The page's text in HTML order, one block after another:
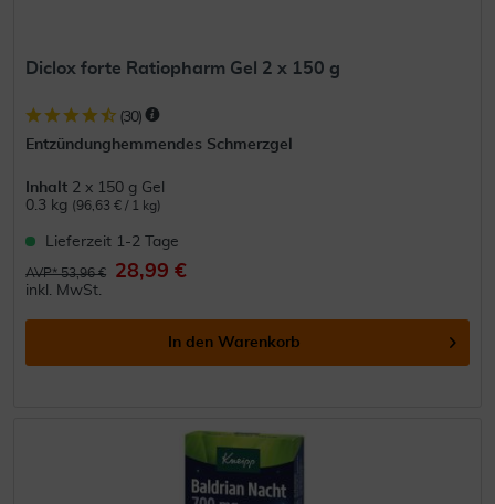
Diclox forte Ratiopharm Gel 2 x 150 g
(30)
Entzündunghemmendes Schmerzgel
Inhalt 2 x 150 g Gel
0.3 kg (96,63 € / 1 kg)
Lieferzeit 1-2 Tage
AVP* 53,96 € 28,99 €
inkl. MwSt.
In den Warenkorb